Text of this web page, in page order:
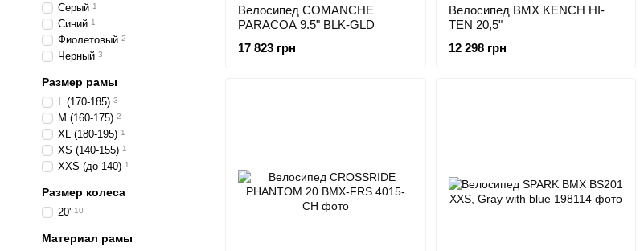
Велосипед COMANCHE
PARACOA 9.5" BLK-GLD
17 823 грн
Велосипед BMX KENCH HI-
TEN 20,5"
12 298 грн
Серый 1
Синий 1
Фиолетовый 2
Черный 3
Размер рамы
L (170-185) 3
M (160-175) 2
XL (180-195) 1
XS (140-155) 1
XXS (до 140) 1
Размер колеса
20' 10
Материал рамы